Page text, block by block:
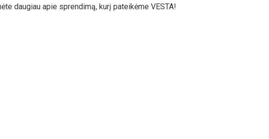
daugiau apie sprendimą, kurį pateikėme VESTA!